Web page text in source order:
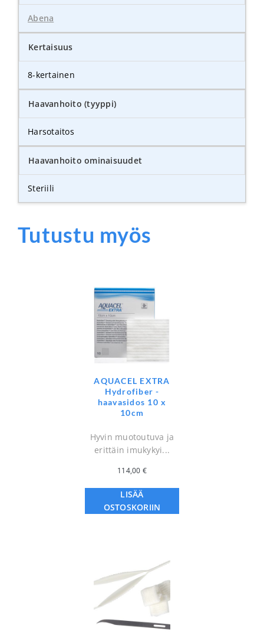
Abena
Kertaisuus
8-kertainen
Haavanhoito (tyyppi)
Harsotaitos
Haavanhoito ominaisuudet
Steriili
Tutustu myös
AQUACEL EXTRA
Hydrofiber -
haavasidos 10 x
10cm
Hyvin muotoutuva ja
erittäin imukykyi...
114,00 €
LISÄÄ
OSTOSKORIIN